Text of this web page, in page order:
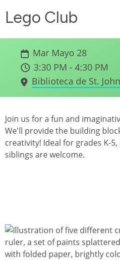
Lego Club
Mar Mayo 28
3:30 PM - 4:30 PM
Biblioteca de St.
Join us for a fun and
We'll provide the building
creativity! Ideal for grades K-
siblings are welcome.